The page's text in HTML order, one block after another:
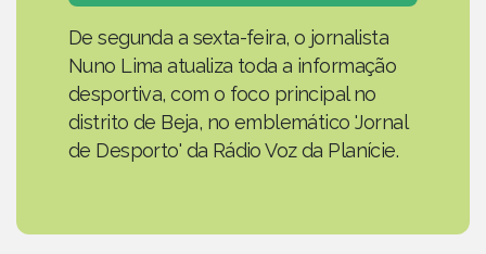
De segunda a sexta-feira, o jornalista
Nuno Lima atualiza toda a informação
desportiva, com o foco principal no
distrito de Beja, no emblemático 'Jornal
de Desporto' da Rádio Voz da Planície.